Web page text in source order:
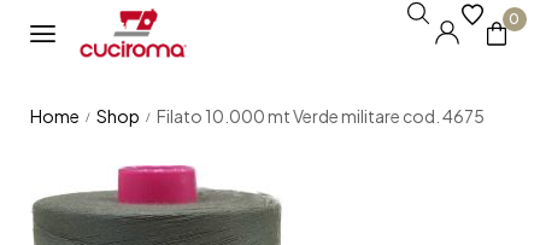
0
Home / Shop / Filato 10.000 mt Verde militare cod. 4675